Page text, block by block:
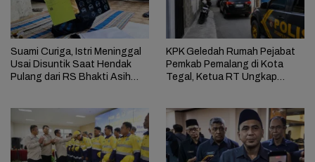
Suami Curiga, Istri Meninggal
Usai Disuntik Saat Hendak
Pulang dari RS Bhakti Asih
KPK Geledah Rumah Pejabat
Pemkab Pemalang di Kota
Tegal, Ketua RT Ungkap